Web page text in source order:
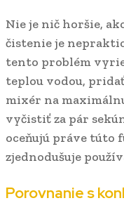
Nie je nič horšie,
čistenie je
tento problém
teplou vodou,
mixér na
vyčistiť za pár
oceňujú práve túto
zjednodušuje
Porovnanie s